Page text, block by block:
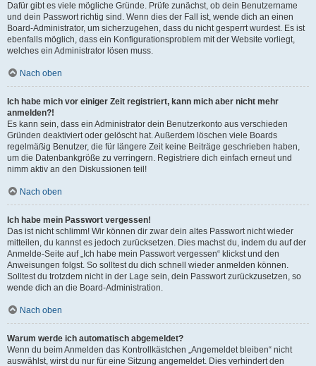
Dafür gibt es viele mögliche Gründe. Prüfe zunächst, ob dein Benutzername
und dein Passwort richtig sind. Wenn dies der Fall ist, wende dich an einen
Board-Administrator, um sicherzugehen, dass du nicht gesperrt wurdest. Es ist
ebenfalls möglich, dass ein Konfigurationsproblem mit der Website vorliegt,
welches ein Administrator lösen muss.
Nach oben
Ich habe mich vor einiger Zeit registriert, kann mich aber nicht mehr
anmelden?!
Es kann sein, dass ein Administrator dein Benutzerkonto aus verschieden
Gründen deaktiviert oder gelöscht hat. Außerdem löschen viele Boards
regelmäßig Benutzer, die für längere Zeit keine Beiträge geschrieben haben,
um die Datenbankgröße zu verringern. Registriere dich einfach erneut und
nimm aktiv an den Diskussionen teil!
Nach oben
Ich habe mein Passwort vergessen!
Das ist nicht schlimm! Wir können dir zwar dein altes Passwort nicht wieder
mitteilen, du kannst es jedoch zurücksetzen. Dies machst du, indem du auf der
Anmelde-Seite auf „Ich habe mein Passwort vergessen“ klickst und den
Anweisungen folgst. So solltest du dich schnell wieder anmelden können.
Solltest du trotzdem nicht in der Lage sein, dein Passwort zurückzusetzen, so
wende dich an die Board-Administration.
Nach oben
Warum werde ich automatisch abgemeldet?
Wenn du beim Anmelden das Kontrollkästchen „Angemeldet bleiben“ nicht
auswählst, wirst du nur für eine Sitzung angemeldet. Dies verhindert den